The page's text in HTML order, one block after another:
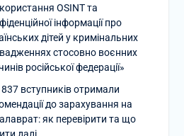
OSINT та
інформації про
дітей у кримінальних
стосовно воєнних
російської федерації»
вступників отримали
до зарахування на
як перевірити та що